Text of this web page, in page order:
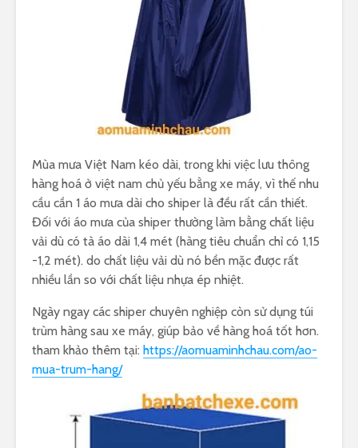
Mùa mưa Việt Nam kéo dài, trong khi việc lưu thông
hàng hoá ở việt nam chủ yếu bằng xe máy, vì thế nhu
cầu cần 1 áo mưa dài cho shiper là đều rất cần thiết.
Đối với áo mưa của shiper thường làm bằng chất liệu
vải dù có tà áo dài 1,4 mét (hàng tiêu chuẩn chỉ có 1,15
-1,2 mét). do chất liệu vải dù nó bền mặc được rất
nhiều lần so với chất liệu nhựa ép nhiệt.
Ngày ngay các shiper chuyên nghiệp còn sử dụng túi
trùm hàng sau xe máy, giúp bảo về hàng hoá tốt hơn.
tham khảo thêm tại: https://aomuaminhchau.com/ao-
mua-trum-hang/